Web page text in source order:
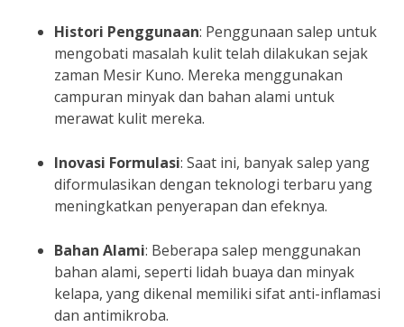
Histori Penggunaan: Penggunaan salep untuk
mengobati masalah kulit telah dilakukan sejak
zaman Mesir Kuno. Mereka menggunakan
campuran minyak dan bahan alami untuk
merawat kulit mereka.
Inovasi Formulasi: Saat ini, banyak salep yang
diformulasikan dengan teknologi terbaru yang
meningkatkan penyerapan dan efeknya.
Bahan Alami: Beberapa salep menggunakan
bahan alami, seperti lidah buaya dan minyak
kelapa, yang dikenal memiliki sifat anti-inflamasi
dan antimikroba.